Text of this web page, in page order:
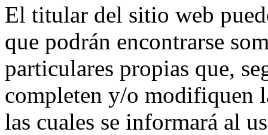
El titular del sitio web
que podrán encontrarse
particulares propias que,
completen y/o modifiquen
las cuales se informará al